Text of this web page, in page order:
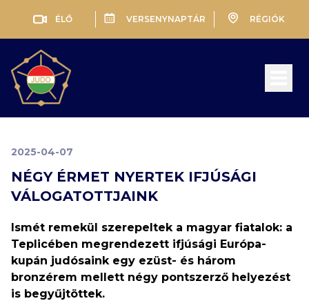
ÉLŐ VERSENYNAPTÁR RÉGIÓK
2025-04-07
NÉGY ÉRMET NYERTEK IFJÚSÁGI
VÁLOGATOTTJAINK
Ismét remekül szerepeltek a magyar fiatalok: a
Teplicében megrendezett ifjúsági Európa-
kupán judósaink egy ezüst- és három
bronzérem mellett négy pontszerző helyezést
is begyűjtöttek.